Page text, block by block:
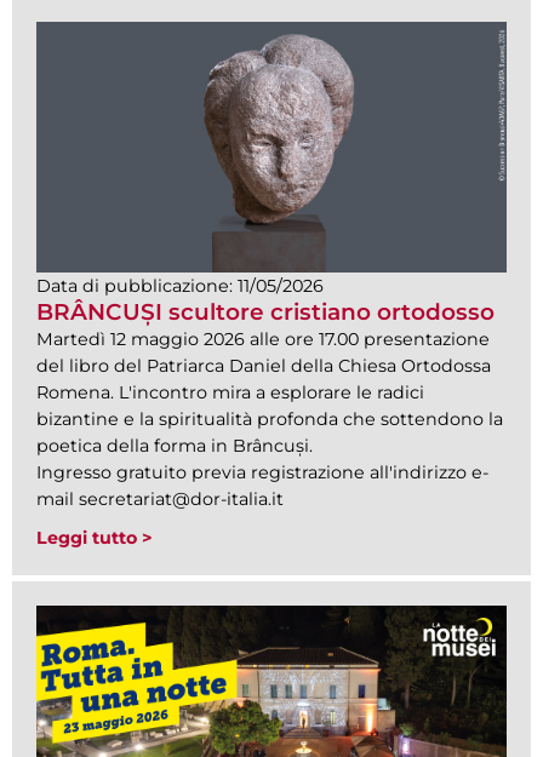
Data di pubblicazione: 11/05/2026
BRÂNCUȘI scultore cristiano ortodosso
Martedì 12 maggio 2026 alle ore 17.00 presentazione
del libro del Patriarca Daniel della Chiesa Ortodossa
Romena. L'incontro mira a esplorare le radici
bizantine e la spiritualità profonda che sottendono la
poetica della forma in Brâncuși.
Ingresso gratuito previa registrazione all'indirizzo e-
mail secretariat@dor-italia.it
Leggi tutto >